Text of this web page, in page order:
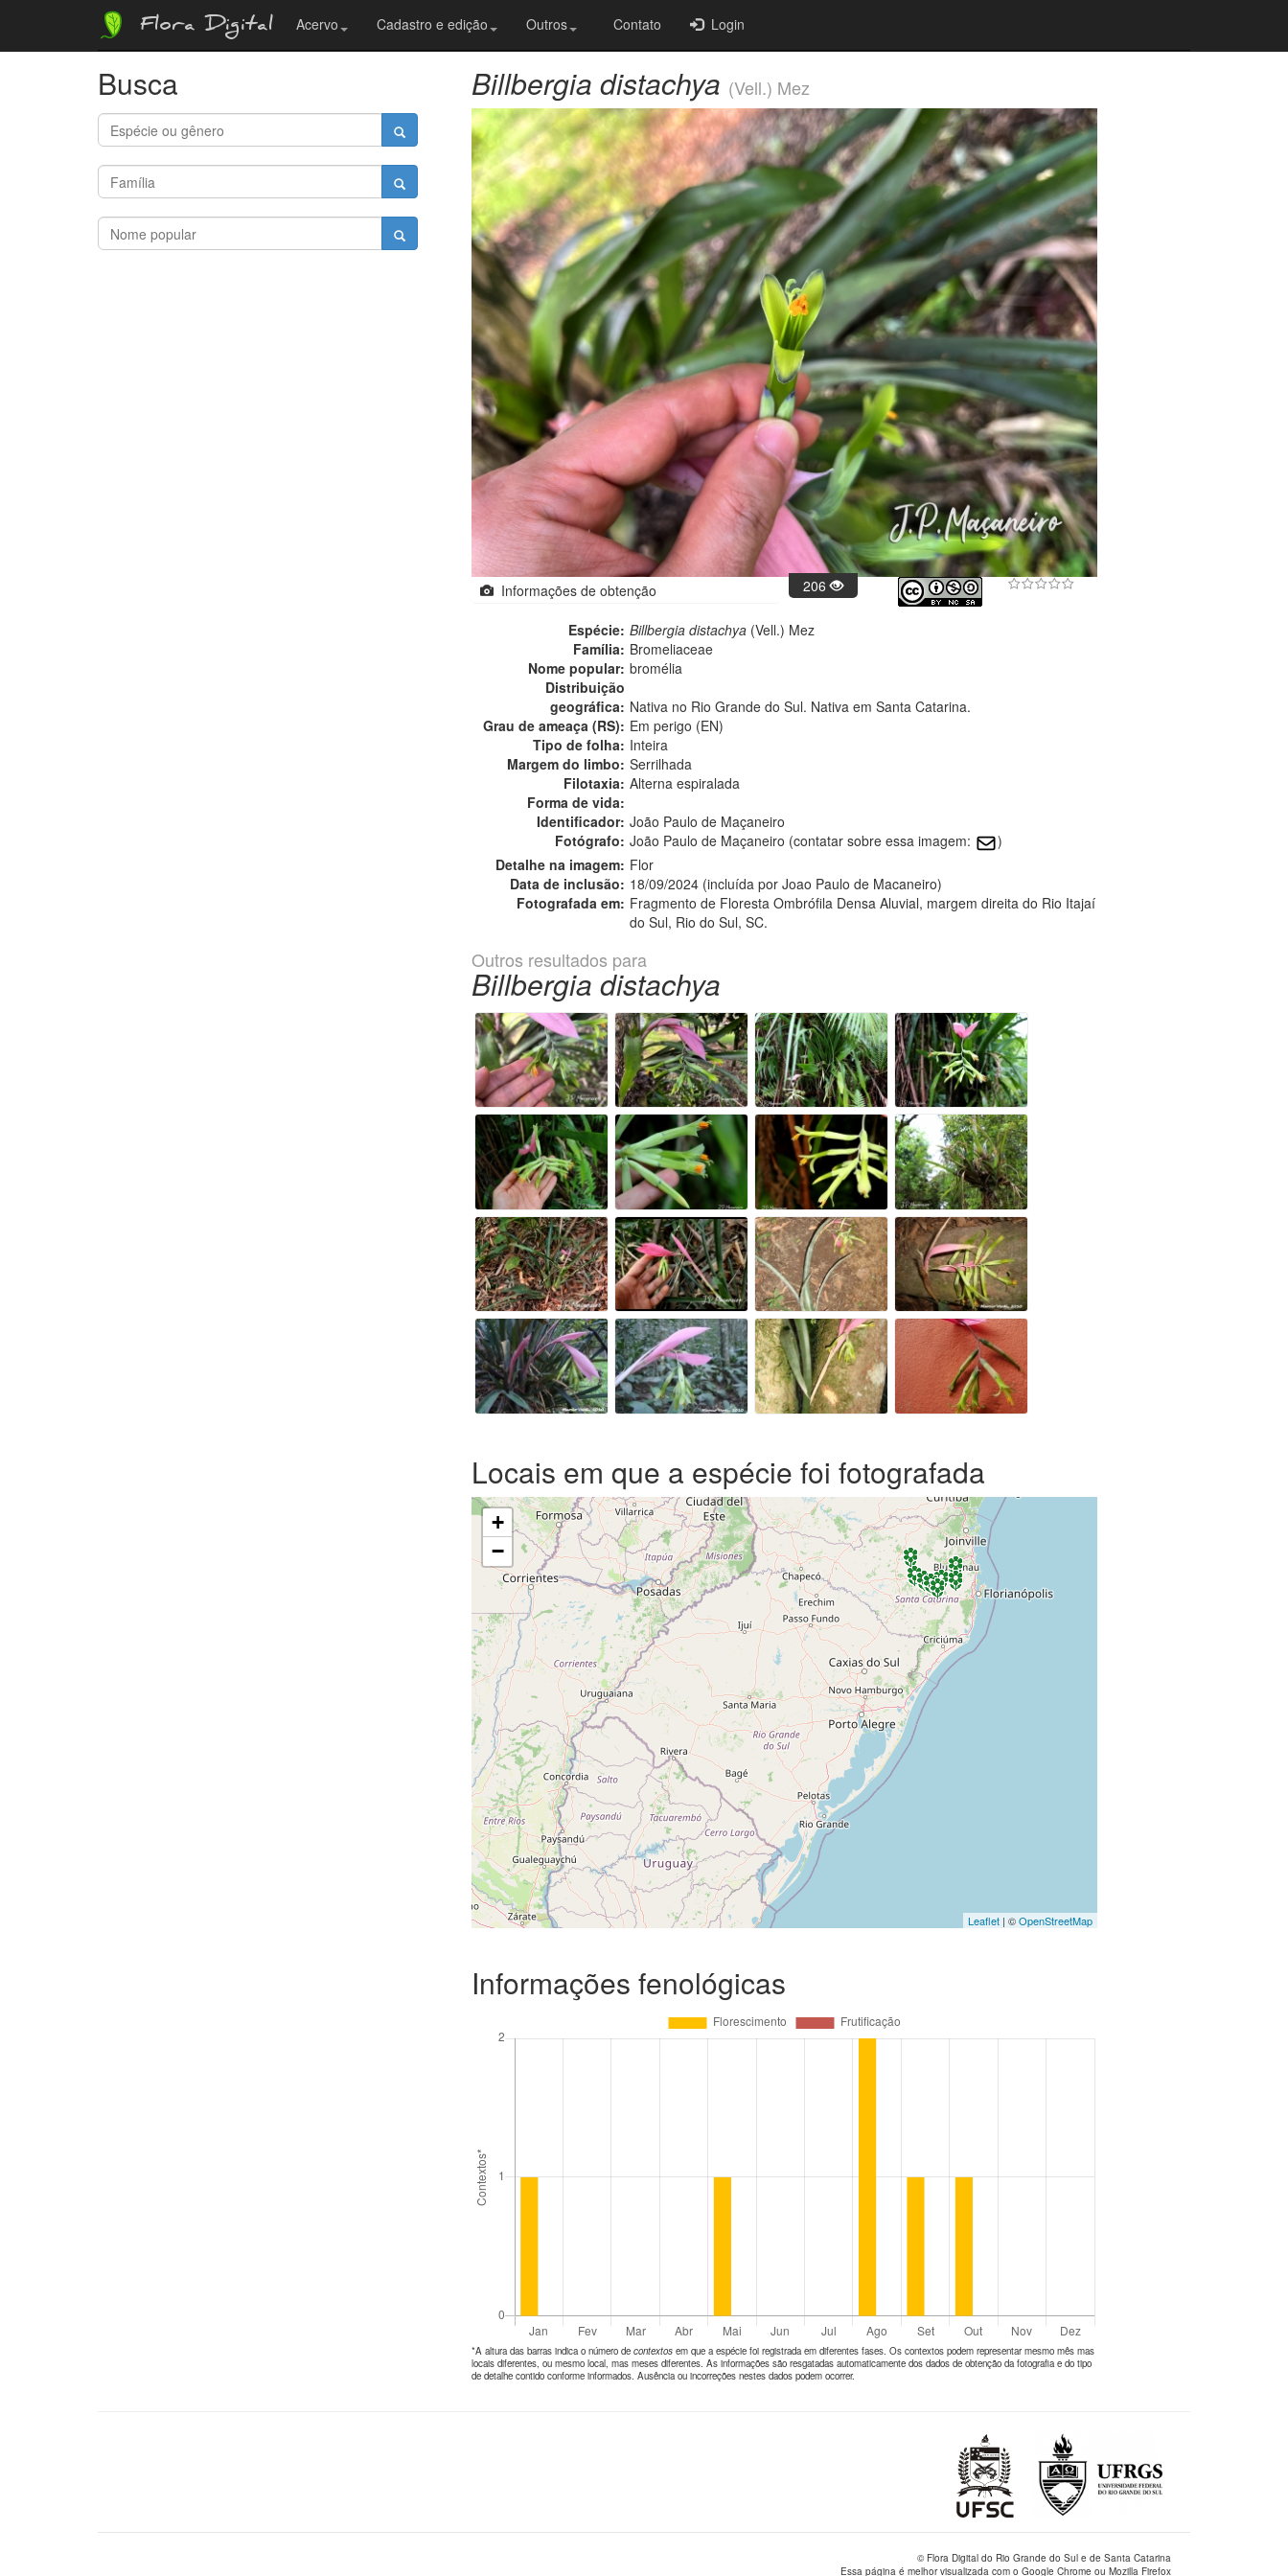
Flora Digital Acervo Cadastro e edição Outros Contato Login
Busca Billbergia distachya (Vell.) Mez
Informações de obtenção 206
Espécie: Billbergia distachya (Vell.) Mez
Família: Bromeliaceae
Nome popular: bromélia
Distribuição
geográfica: Nativa no Rio Grande do Sul. Nativa em Santa Catarina.
Grau de ameaça (RS): Em perigo (EN)
Tipo de folha: Inteira
Margem do limbo: Serrilhada
Filotaxia: Alterna espiralada
Forma de vida:
Identificador: João Paulo de Maçaneiro
Fotógrafo: João Paulo de Maçaneiro (contatar sobre essa imagem:
)
Detalhe na imagem: Flor
Data de inclusão: 18/09/2024 (incluída por Joao Paulo de Macaneiro)
Fotografada em: Fragmento de Floresta Ombrófila Densa Aluvial, margem direita do Rio Itajaí
do Sul, Rio do Sul, SC.
Outros resultados para
Billbergia distachya
Locais em que a espécie foi fotografada
+
−
Leaflet| ©OpenStreetMap
Informações fenológicas
*A altura das barras indica o número de contextos em que a espécie foi registrada em diferentes fases. Os contextos podem representar mesmo mês mas
locais diferentes, ou mesmo local, mas meses diferentes. As informações são resgatadas automaticamente dos dados de obtenção da fotografia e do tipo
de detalhe contido conforme informados. Ausência ou incorreções nestes dados podem ocorrer.
© Flora Digital do Rio Grande do Sul e de Santa Catarina
Essa página é melhor visualizada com o Google Chrome ou Mozilla Firefox